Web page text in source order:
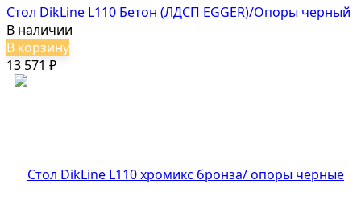
Стол DikLine L110 Бетон (ЛДСП EGGER)/Опоры черный
В наличии
В корзину
13 571 ₽